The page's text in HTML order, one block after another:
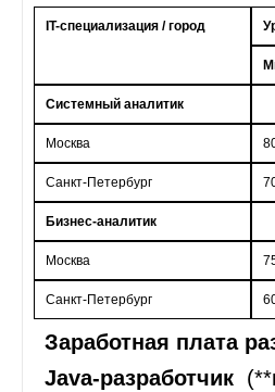
IT-специализация / город
Системный аналитик
Москва
Санкт-Петербург
Бизнес-аналитик
Москва
Санкт-Петербург
Заработная плата
Java-разработчик